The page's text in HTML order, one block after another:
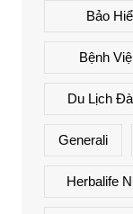
Bảo
Bệnh
Du Lịch
Generali
Herbalife